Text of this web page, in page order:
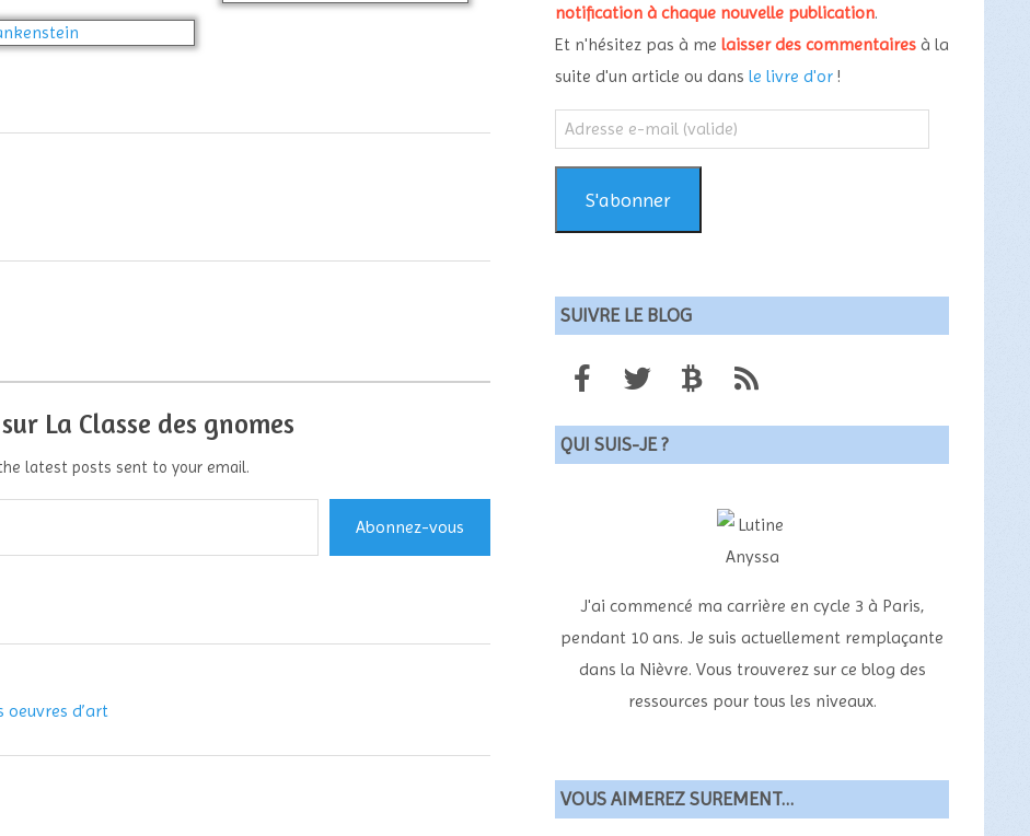
La Classe des gnomes
latest posts sent to your email.
Abonnez-vous
oeuvres d’art
notification à chaque nouvelle publication.
Et n'hésitez pas à me laisser des commentaires à la
suite d'un article ou dans le livre d'or !
Adresse
e-
mail
(valide)S'abonner
SUIVRE LE BLOG
QUI SUIS-JE ?
J'ai commencé ma carrière en cycle 3 à Paris,
pendant 10 ans. Je suis actuellement remplaçante
dans la Nièvre. Vous trouverez sur ce blog des
ressources pour tous les niveaux.
VOUS AIMEREZ SUREMENT…